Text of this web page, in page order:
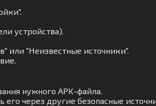
устройства).
или "Неизвестные источники".
нужного APK-файла.
его через другие безопасные